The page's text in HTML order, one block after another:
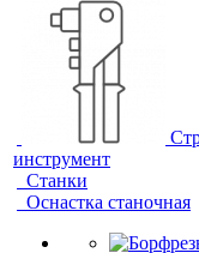
инструмент
Станки
Оснастка станочная